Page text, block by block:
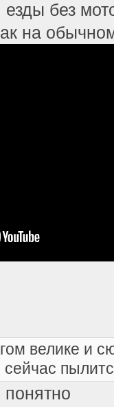
без
на
велике и
сейчас
понятно